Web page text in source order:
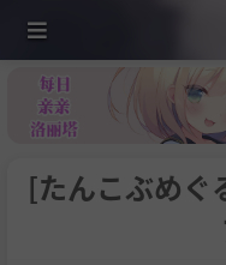
[たんこぶめぐ